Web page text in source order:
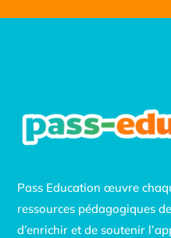
Pass Education œuvre
ressources pédagogiques
d’enrichir et de soutenir